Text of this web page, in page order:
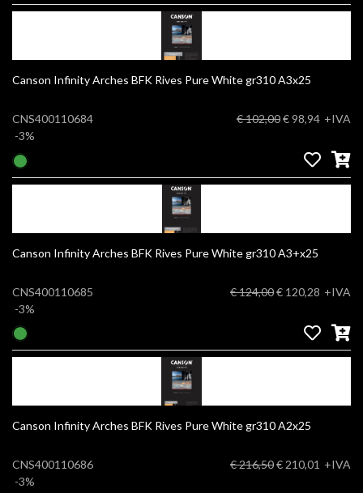
Canson Infinity Arches BFK Rives Pure White gr310 A3x25
CNS400110684
-3%
€ 102,00€ 98,94 +IVA
Canson Infinity Arches BFK Rives Pure White gr310 A3+x25
CNS400110685
-3%
€ 124,00€ 120,28 +IVA
Canson Infinity Arches BFK Rives Pure White gr310 A2x25
CNS400110686
-3%
€ 216,50€ 210,01 +IVA